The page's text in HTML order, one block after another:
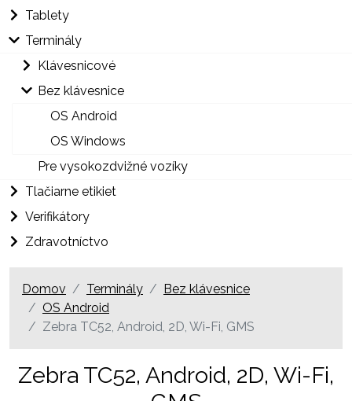
Tablety
Terminály
Klávesnicové
Bez klávesnice
OS Android
OS Windows
Pre vysokozdvižné vozíky
Tlačiarne etikiet
Verifikátory
Zdravotníctvo
Domov Terminály
Bez klávesnice
OS Android
Zebra TC52, Android, 2D, Wi-Fi, GMS
Zebra TC52, Android, 2D, Wi-Fi,